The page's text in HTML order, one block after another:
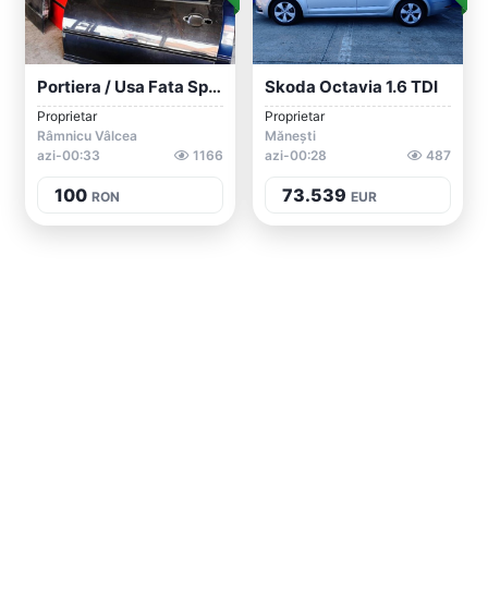
Portiera / Usa Fata Spate VW Golf 4 Coup...
Proprietar
Râmnicu Vâlcea
azi-00:33
1166
100 RON
Skoda Octavia 1.6 TDI
Proprietar
Mănești
azi-00:28
487
73.539 EUR